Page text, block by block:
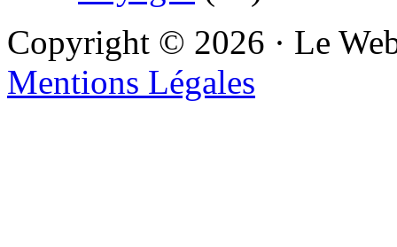
Copyright © 2026 · Le
Mentions Légales